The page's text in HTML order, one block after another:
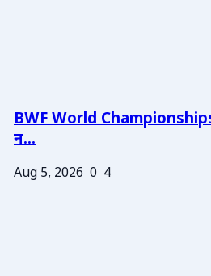
BWF World
न...
Aug 5, 2026 0 4